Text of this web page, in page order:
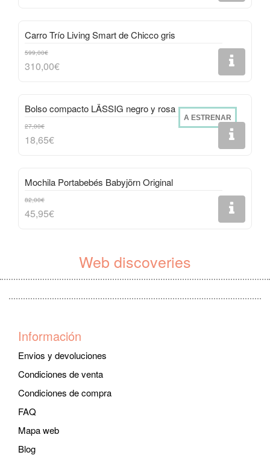
Carro Trío Living Smart de Chicco gris
599,00€
310,00€
Bolso compacto LÄSSIG negro y rosa
A ESTRENAR
27,00€
18,65€
Mochila Portabebés Babyjörn Original
82,00€
45,95€
Web discoveries
Información
Envios y devoluciones
Condiciones de venta
Condiciones de compra
FAQ
Mapa web
Blog